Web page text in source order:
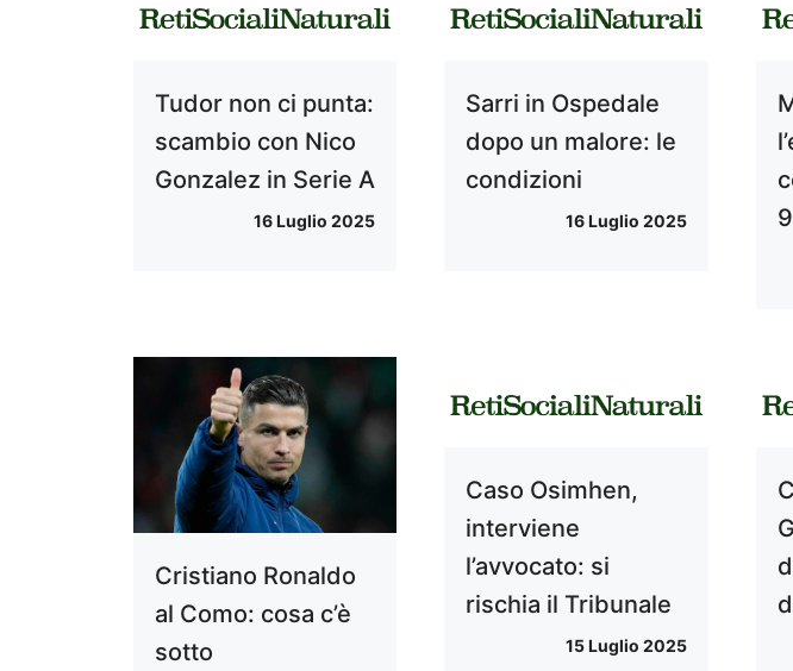
Tudor non ci punta:
scambio con Nico
Gonzalez in Serie A
16 Luglio 2025
Sarri in Ospedale
dopo un malore: le
condizioni
16 Luglio 2025
Cristiano Ronaldo
al Como: cosa c’è
sotto
Caso Osimhen,
interviene
l’avvocato: si
rischia il Tribunale
15 Luglio 2025